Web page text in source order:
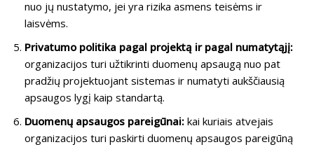
nuo jų nustatymo, jei yra rizika asmens teisėms ir
laisvėms.
Privatumo politika pagal projektą ir pagal numatytąjį:
organizacijos turi užtikrinti duomenų apsaugą nuo pat
pradžių projektuojant sistemas ir numatyti aukščiausią
apsaugos lygį kaip standartą.
Duomenų apsaugos pareigūnai: kai kuriais atvejais
organizacijos turi paskirti duomenų apsaugos pareigūną